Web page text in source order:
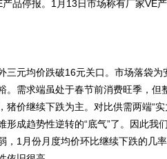
品停报。1月13日市场称有厂家VE
元均价跌破16元关口。市场落袋为
。需求端虽处于春节前消费旺季，但
猪价继续下跌为主。对比供需两端“
形成趋势性逆转的“底气”了。因此我
，1月份月度均价环比继续下跌的几